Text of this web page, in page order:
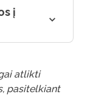
į
atlikti
pasitelkiant